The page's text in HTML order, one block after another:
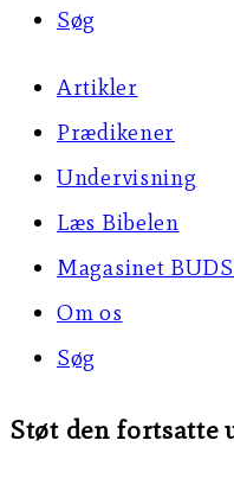
Søg
Artikler
Prædikener
Undervisning
Læs Bibelen
Magasinet
Om os
Søg
Støt den fortsatte